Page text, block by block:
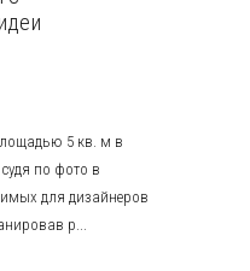
5 кв. м в
по фото в
для дизайнеров
р...